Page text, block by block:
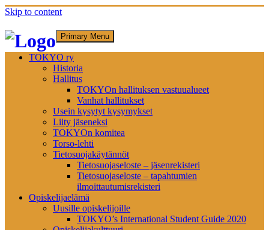
Skip to content
Primary Menu
TOKYO ry
Historia
Hallitus
TOKYOn hallituksen vastuualueet
Vanhat hallitukset
Usein kysytyt kysymykset
Liity jäseneksi
TOKYOn komitea
Torso-lehti
Tietosuojakäytännöt
Tietosuojaseloste – jäsenrekisteri
Tietosuojaseloste – tapahtumien
ilmoittautumisrekisteri
Opiskelijaelämä
Uusille opiskelijoille
TOKYO’s International Student Guide 2020